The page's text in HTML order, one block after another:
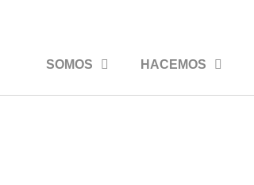
SOMOS HACEMOS